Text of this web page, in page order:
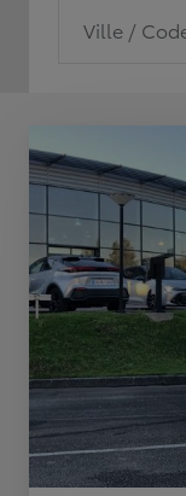
Ville /